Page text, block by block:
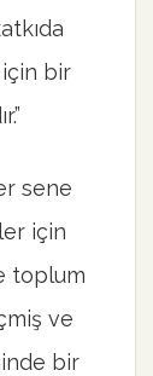
için bir
sene
için
toplum
ve
bir